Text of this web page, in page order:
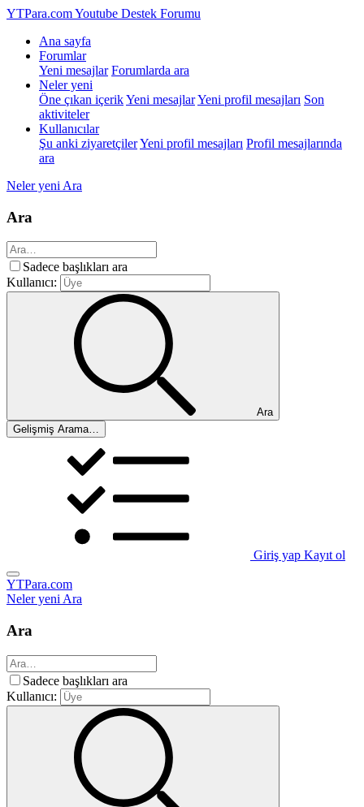
YTPara.comYoutube Destek Forumu
Ana sayfa
Forumlar
Yeni mesajlar Forumlarda ara
Neler yeni
Öne çıkan içerikYeni mesajlarYeni profil mesajları Son
aktiviteler
Kullanıcılar
Şu anki ziyaretçilerYeni profil mesajları Profil mesajlarında
ara
Neler yeni Ara
Ara
Sadece başlıkları ara
Kullanıcı:
Ara
Gelişmiş Arama…
Giriş yap Kayıt ol
YTPara.com
Neler yeniAra
Ara
Sadece başlıkları ara
Kullanıcı: